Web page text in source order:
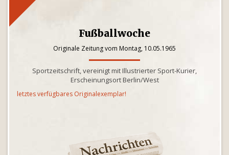
Fußballwoche
Originale Zeitung vom Montag, 10.05.1965
Sportzeitschrift, vereinigt mit Illustrierter Sport-Kurier,
Erscheinungsort Berlin/West
letztes verfügbares Originalexemplar!